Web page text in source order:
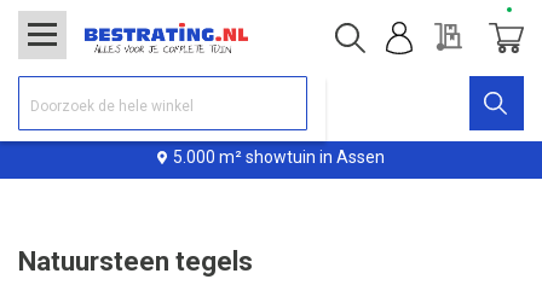
5.000 m² showtuin in Assen
Offerte
Natuursteen tegels